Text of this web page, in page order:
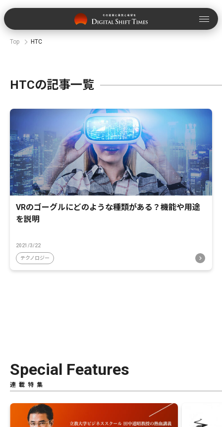
Top HTC
HTCの記事一覧
VRのゴーグルにどのような種類がある？機能や用途
を説明
2021/3/22
テクノロジー
Special Features
連載特集